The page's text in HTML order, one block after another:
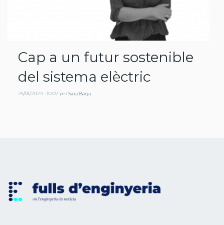
Cap a un futur sostenible
del sistema elèctric
25/01/2024 - 10:07 perSara Barja